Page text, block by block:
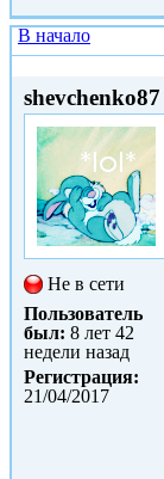
В начало
shevchenko87
Не в сети
Пользователь
был: 8 лет 42
недели назад
Регистрация:
21/04/2017